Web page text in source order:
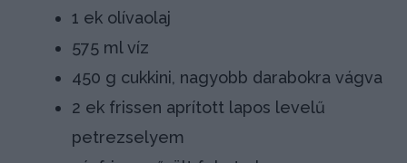
1 ek olívaolaj
575 ml víz
450 g cukkini, nagyobb darabokra vágva
2 ek frissen aprított lapos levelű
petrezselyem